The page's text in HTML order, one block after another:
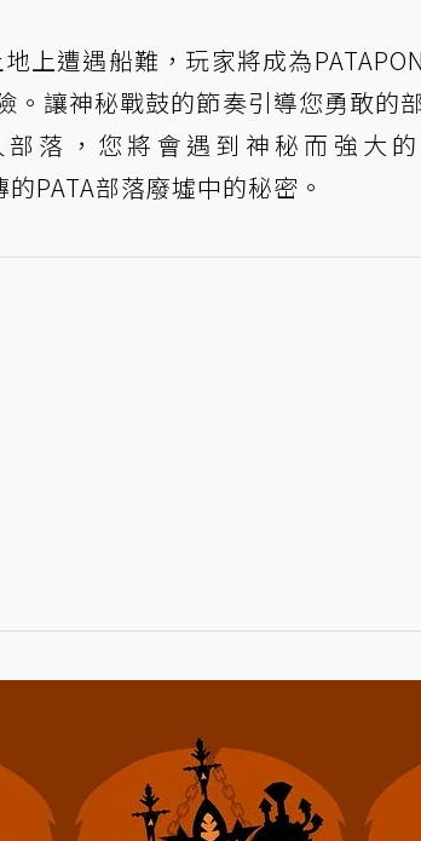
上遭遇船難，玩家將成為
。讓神秘戰鼓的節奏引導您勇敢的
落，您將會遇到神秘而強大
PATA部落廢墟中的秘密。